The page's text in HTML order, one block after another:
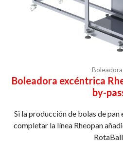
Boleadora excéntrica
by-
Si la producción de bolas de
completar la línea Rheopan
RotaBall.